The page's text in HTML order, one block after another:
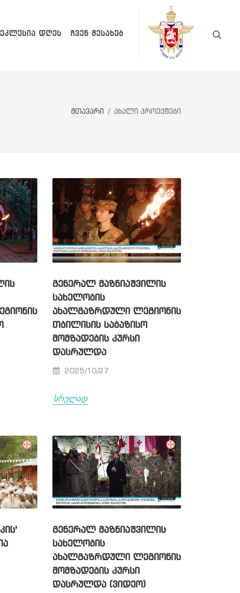
ᲔᲙᲚᲔᲡᲘᲐ ᲓᲦᲔᲡ ᲩᲕᲔᲜ ᲨᲔᲡᲐᲮᲔᲑ
მთავარი ახალი პროექტები
ᲒᲔᲜᲔᲠᲐᲚ ᲛᲐᲖᲜᲘᲐᲨᲕᲘᲚᲘᲡ
ᲡᲐᲮᲔᲚᲝᲑᲘᲡ
ᲐᲮᲐᲚᲒᲐᲖᲠᲓᲣᲚᲘ ᲚᲔᲒᲘᲝᲜᲘᲡ
ᲗᲑᲘᲚᲘᲡᲘᲡ ᲡᲐᲑᲐᲖᲘᲡᲝ
ᲛᲝᲛᲖᲐᲓᲔᲑᲘᲡ ᲙᲣᲠᲡᲘ
ᲓᲐᲡᲠᲣᲚᲓᲐ
2025/10/27
სრულად
ᲒᲔᲜᲔᲠᲐᲚ ᲛᲐᲖᲜᲘᲐᲨᲕᲘᲚᲘᲡ
ᲡᲐᲮᲔᲚᲝᲑᲘᲡ
ᲐᲮᲐᲚᲒᲐᲖᲠᲓᲣᲚᲘ ᲚᲔᲒᲘᲝᲜᲘᲡ
ᲛᲝᲛᲖᲐᲓᲔᲑᲘᲡ ᲙᲣᲠᲡᲘ
ᲓᲐᲡᲠᲣᲚᲓᲐ (ᲕᲘᲓᲔᲝ)